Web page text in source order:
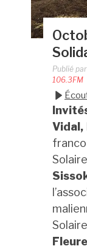
Publié par
106.3FM
Vidal,